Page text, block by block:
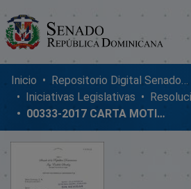
Comunidades
Glosario
Nosotros
Inicio
Repositorio Digital SenadoRD
Iniciativas Legislativas
00333-2017 CARTA MOTIVACIÓN